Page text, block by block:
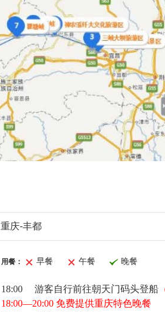
中西自助餐厅
重庆-丰都
用餐： 早餐 午餐 晚餐
18:00 游客自行前往朝天门码头登船
18:00—20:00 免费提供重庆特色晚餐